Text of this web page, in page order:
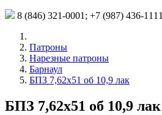
8 (846) 321-0001; +7 (987) 436-1111
Патроны
Нарезные патроны
Барнаул
БПЗ 7,62х51 об 10,9 лак
БПЗ 7,62х51 об 10,9 лак